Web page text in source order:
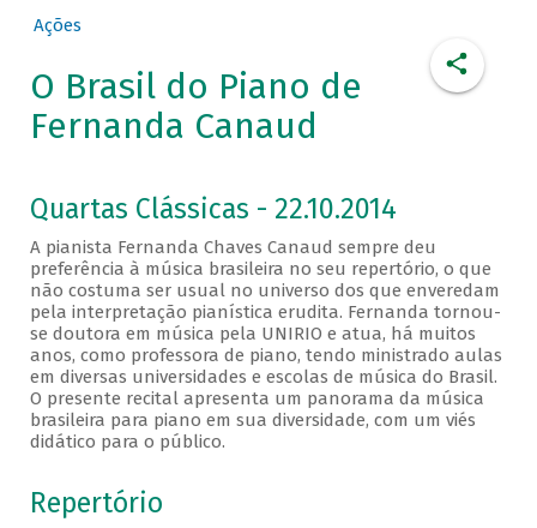
Ações
O Brasil do Piano de
Fernanda Canaud
Quartas Clássicas - 22.10.2014
A pianista Fernanda Chaves Canaud sempre deu
preferência à música brasileira no seu repertório, o que
não costuma ser usual no universo dos que enveredam
pela interpretação pianística erudita. Fernanda tornou-
se doutora em música pela UNIRIO e atua, há muitos
anos, como professora de piano, tendo ministrado aulas
em diversas universidades e escolas de música do Brasil.
O presente recital apresenta um panorama da música
brasileira para piano em sua diversidade, com um viés
didático para o público.
Repertório